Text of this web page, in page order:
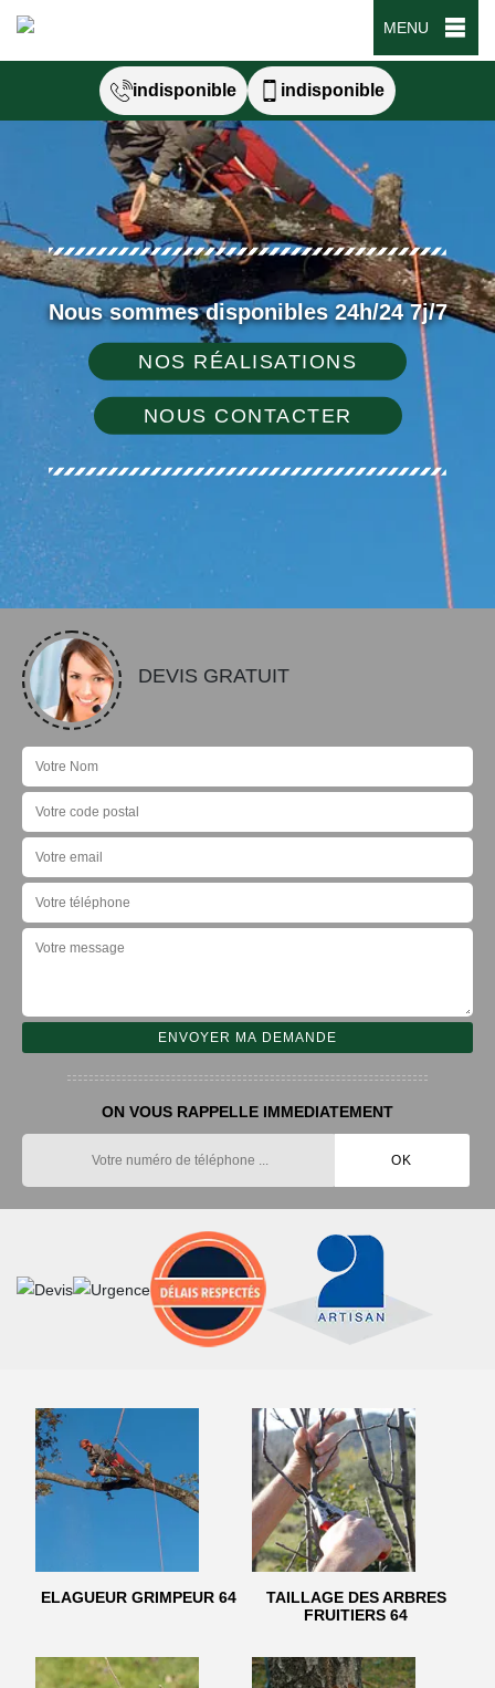
MENU
indisponible indisponible
Nous sommes disponibles 24h/24 7j/7
NOS RÉALISATIONS
NOUS CONTACTER
DEVIS GRATUIT
ON VOUS RAPPELLE IMMEDIATEMENT
ELAGUEUR GRIMPEUR 64
TAILLAGE DES ARBRES
FRUITIERS 64